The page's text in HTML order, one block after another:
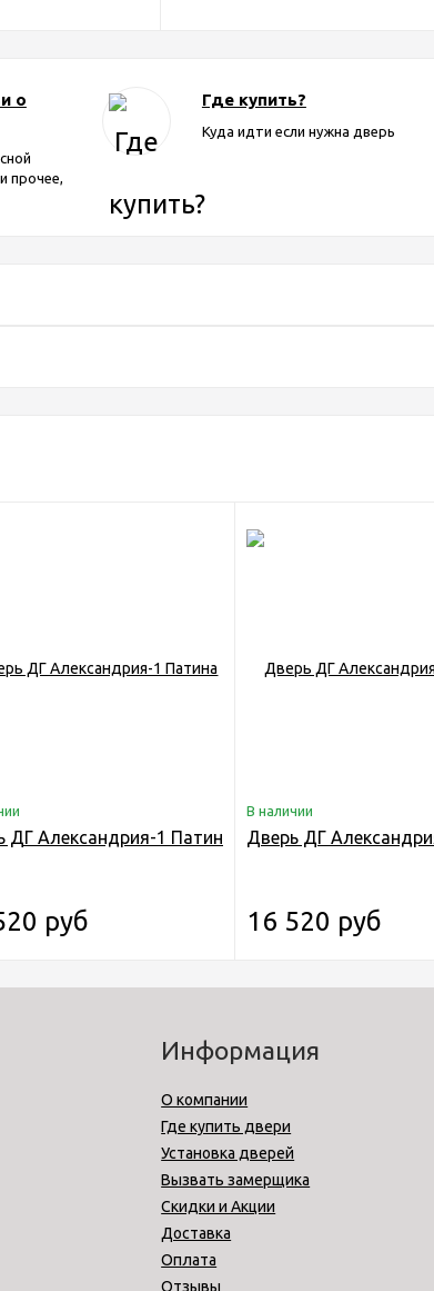
о
прочее,
Где купить?
Куда идти если нужна дверь
ДГ Александрия-1 Патина
руб
В наличии
Дверь ДГ
16 520 руб
Информация
О компании
Где купить двери
Установка дверей
Вызвать замерщика
Скидки и Акции
Доставка
Оплата
Отзывы